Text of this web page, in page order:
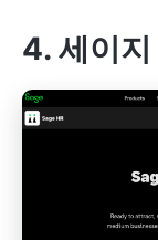
4. 세이지